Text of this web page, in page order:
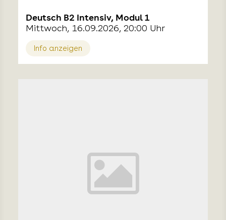
Deutsch B2 Intensiv, Modul 1
Mittwoch, 16.09.2026, 20:00 Uhr
Info anzeigen